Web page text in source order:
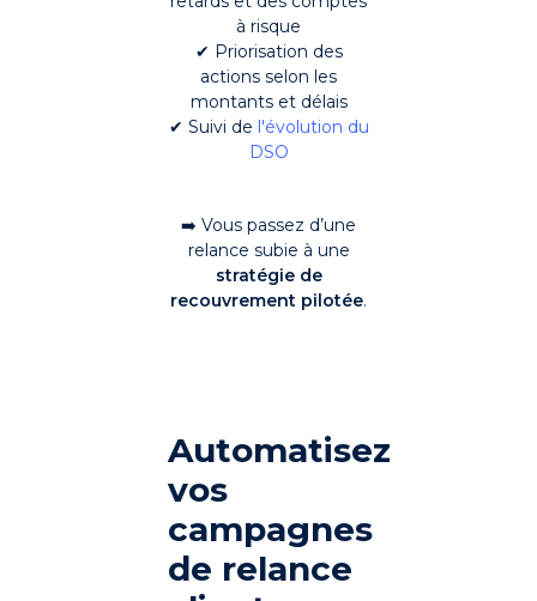
à risque
✔ Priorisation des
actions selon les
montants et délais
✔ Suivi de l'évolution du
DSO
➡️ Vous passez d’une
relance subie à une
stratégie de
recouvrement pilotée.
Automatisez
vos
campagnes
de relance